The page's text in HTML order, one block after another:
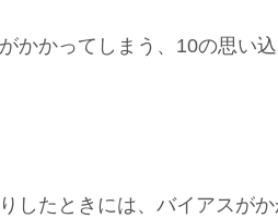
かかってしまう、10の思い
したときには、バイアスが